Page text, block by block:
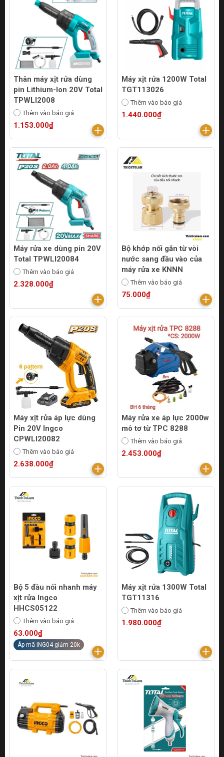
Thân máy xịt rửa dùng
pin Lithium-Ion 20V Total
TPWLI2008
Thêm vào báo giá
1.153.000₫
Máy xịt rửa 1200W Total
TGT113026
Thêm vào báo giá
1.440.000₫
Máy rửa xe dùng pin 20V
Total TPWLI20084
Thêm vào báo giá
2.328.000₫
Bộ khớp nối gắn từ vòi
nước sang đầu vào của
máy rửa xe KNNN
Thêm vào báo giá
75.000₫
Máy xịt rửa áp lực dùng
Pin 20V Ingco
CPWLI20082
Thêm vào báo giá
2.638.000₫
Máy rửa xe áp lực 2000w
mô tơ từ TPC 8288
Thêm vào báo giá
2.453.000₫
Bộ 5 đầu nối nhanh máy
xịt rửa Ingco
HHCS05122
Thêm vào báo giá
63.000₫
Áp mã ING04 giảm 20k
Máy xịt rửa 1300W Total
TGT11316
Thêm vào báo giá
1.980.000₫